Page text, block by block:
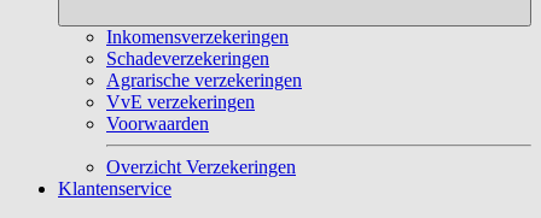
Inkomensverzekeringen
Schadeverzekeringen
Agrarische verzekeringen
VvE verzekeringen
Voorwaarden
Overzicht Verzekeringen
Klantenservice